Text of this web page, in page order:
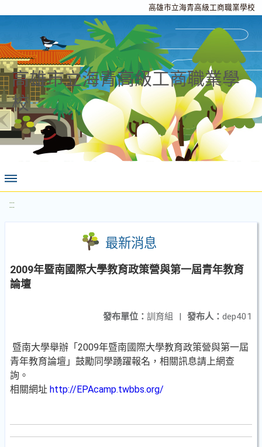
高雄市立海青高級工商職業學校
高雄市立海青高級工商職業學
校
:::
最新消息
2009年暨南國際大學教育政策營與第一屆青年教育
論壇
發布人： dep401
發布單位： 訓育組 |
暨南大學舉辦「2009年暨南國際大學教育政策營與第一屆
青年教育論壇」鼓勵同學踴躍報名，相關訊息請上網查
詢。
相關網址 http://EPAcamp.twbbs.org/